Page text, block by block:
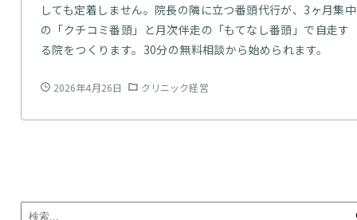
しても定着しません。院長の隣に立つ番頭代行が、3ヶ月集中
の「クチコミ番頭」と月次伴走の「もてなし番頭」で自走す
る院をつくります。30分の無料相談から始められます。
2026年4月26日 クリニック経営